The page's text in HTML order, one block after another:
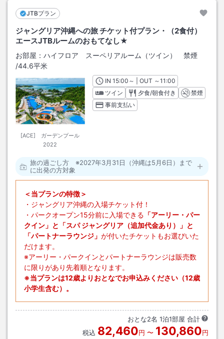
JTBプラン
ジャングリア沖縄への旅 チケット付プラン・（2食付）
エースJTBルームのおもてなし★
お部屋： ハイフロア スーペリアルーム（ツイン） 禁煙
/44.6平米
[ACE] ガーデンプール
2022
INチェックイン
15:00 ～ | OUT チェックアウト
～11:00
ツイン
夕食/朝食付き
禁煙
事前支払い
旅の過ごし方 ※2027年3月31日（沖縄は5月6日）まで
に出発の方対象
＜当プランの特徴＞
・ジャングリア沖縄の入場チケット付！
・パークオープン15分前に入場できる 「アーリー・パー
クイン」と「スパ ジャングリア（追加代金あり）」と
「パートナーラウンジ」 が付いたチケットもお選びいた
だけます。
※アーリー・パークインとパートナーラウンジは販売数
に限りがあり先着順となります。
※当プランは12歳よりおとなでお申込みください（12歳
小学生含む）。
おとな2名 1泊1部屋 合計
税込 82,460円 〜 130,860円